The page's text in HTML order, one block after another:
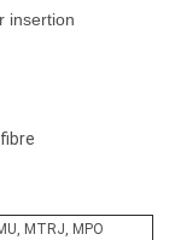
insertion
MTRJ, MPO